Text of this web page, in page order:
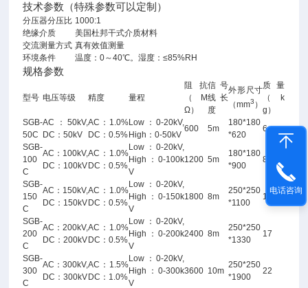
技术参数（特殊参数可以定制）
分压器分压比 1000:1
绝缘介质
美国杜邦干式介质材料
交流测量方式 真有效值测量
环境条件
温度：0～40℃。湿度：≤85%RH
规格参数
型号 电压等级 精度 量程
阻抗
（M
Ω）
信号
线长
度
外形尺寸
（mm3 ）
质量
（k
g）
SGB-
50C
AC：50kV,
DC：50kV
AC：1.0%
DC：0.5%
Low：0-20kV,
High：0-50kV
600 5m
180*180
*620
6
SGB-
100
C
AC：100kV,
DC：100kV
AC：1.0%
DC：0.5%
Low：0-20kV,
High：0-100k
V
1200 5m
180*180
*900
8
SGB-
150
C
AC：150kV,
DC：150kV
AC：1.0%
DC：0.5%
Low：0-20kV,
High：0-150k
V
1800 8m
250*250
*1100
15
SGB-
200
C
AC：200kV,
DC：200kV
AC：1.0%
DC：0.5%
Low：0-20kV,
High：0-200k
V
2400 8m
250*250
*1330
17
SGB-
300
C
AC：300kV,
DC：300kV
AC：1.5%
DC：1.0%
Low：0-20kV,
High：0-300k
V
3600 10m
250*250
*1900
22
电话咨询